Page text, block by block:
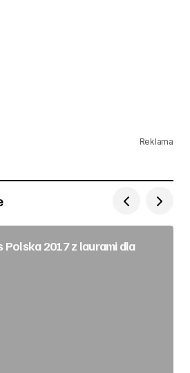
Reklama
Polska 2017 z laurami dla